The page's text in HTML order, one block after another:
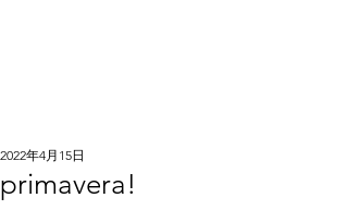
primavera!
2022年4月15日